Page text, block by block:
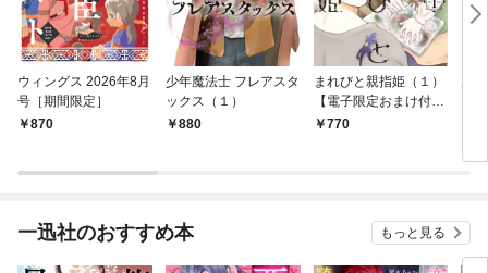
ウィングス 2026年8月
号［期間限定］
870
少年魔法士 フレアスタ
ックス（１）
880
まれびと親指姫（１）
【電子限定おまけ付
き】770
一迅社のおすすめ本 もっと見る